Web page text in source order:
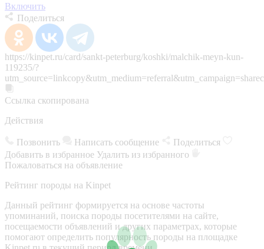
Включить
Поделиться
https://kinpet.ru/card/sankt-peterburg/koshki/malchik-meyn-kun-
119235/?
Ссылка скопирована
Действия
Позвонить Написать сообщение
Поделиться
Добавить в избранное Удалить из избранного
Пожаловаться на объявление
Рейтинг породы на Kinpet
Данный рейтинг формируется на основе частоты
упоминаний, поиска породы посетителями на сайте,
посещаемости объявлений и других параметрах, которые
помогают определить популярность породы на площадке